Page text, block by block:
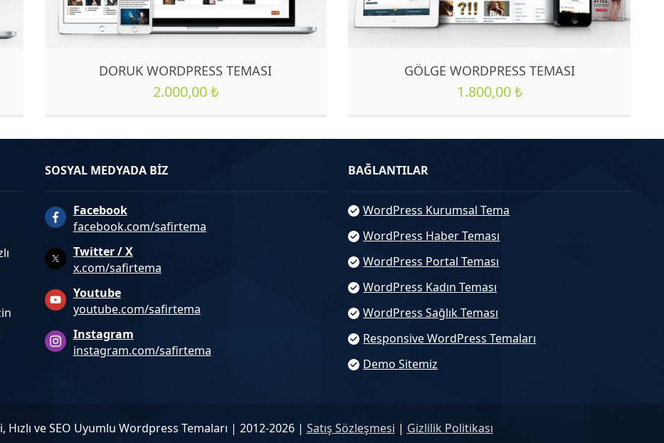
DORUK WORDPRESS TEMASI
2.000,00₺
GÖLGE WORDPRESS TEMASI
1.800,00₺
SOSYAL MEDYADA BİZ
Facebook
facebook.com/safirtema
Twitter / X
x.com/safirtema
Youtube
youtube.com/safirtema
Instagram
instagram.com/safirtema
BAĞLANTILAR
WordPress Kurumsal Tema
WordPress Haber Teması
WordPress Portal Teması
WordPress Kadın Teması
WordPress Sağlık Teması
Responsive WordPress Temaları
Demo Sitemiz
ve SEO Uyumlu Wordpress Temaları | 2012-2026 | Satış Sözleşmesi | Gizlilik Politikası